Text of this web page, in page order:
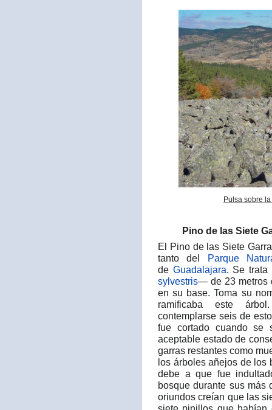
Pulsa sobre
Pino de las Siete
El Pino de las Siete
tanto del Parque
de Guadalajara. Se
sylvestris— de 23 metros
en su base. Toma su
ramificaba este
contemplarse seis de
fue cortado cuando se
aceptable estado de
garras restantes como
los árboles añejos de los
debe a que fue
bosque durante sus más
oriundos creían que las